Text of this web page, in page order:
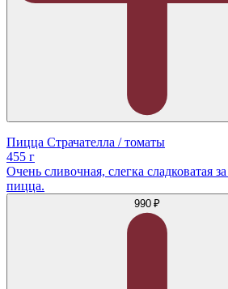
Пицца Страчателла / томаты
455 г
Очень сливочная, слегка сладковатая
пицца.
990 ₽